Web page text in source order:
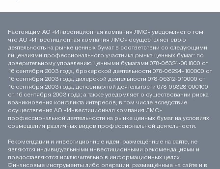
Настоящим АО «Инвестиционная компания ЛМС» уведомляет о том,
что АО «Инвестиционная компания ЛМС» осуществляет свою
деятельность на рынке ценных бумаг в соответствии со следующими
лицензиями профессионального участника рынка ценных бумаг: по
доверительному управлению ценными бумагами 078-06324-001000 от
16 сентября 2003 года, брокерской деятельности 078-06294-100000 от
16 сентября 2003 года, дилерской деятельности 078-06312-010000 от
16 сентября 2003 года, депозитарной деятельности 078-06328-000100
от 16 сентября 2003 года; а также уведомляет о существовании риска
возникновения конфликта интересов, в том числе вследствие
осуществления АО «Инвестиционная компания ЛМС»
профессиональной деятельности на рынке ценных бумаг на условиях
совмещения различных видов профессиональной деятельности.
Рекомендации и инвестиционные идеи, размещённые на сайте, не
являются индивидуальными инвестиционными рекомендациями и
предоставляются исключительно в информационных целях.
Финансовые инструменты либо операции, размещённые на сайте и в